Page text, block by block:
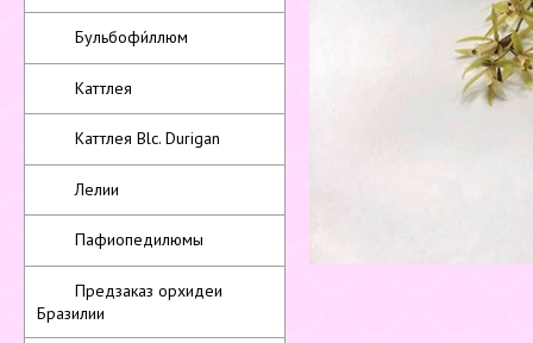
Бульбофи́ллюм
Каттлея
Каттлея Blc. Durigan
Лелии
Пафиопедилюмы
Предзаказ орхидеи
Бразилии